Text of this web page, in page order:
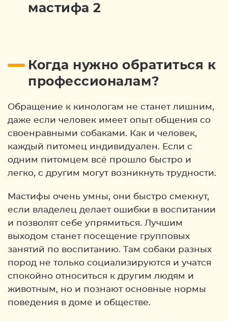
Когда нужно обратиться к
профессионалам?
Обращение к кинологам не станет лишним,
даже если человек имеет опыт общения со
своенравными собаками. Как и человек,
каждый питомец индивидуален. Если с
одним питомцем всё прошло быстро и
легко, с другим могут возникнуть трудности.
Мастифы очень умны, они быстро смекнут,
если владелец делает ошибки в воспитании
и позволят себе упрямиться. Лучшим
выходом станет посещение групповых
занятий по воспитанию. Там собаки разных
пород не только социализируются и учатся
спокойно относиться к другим людям и
животным, но и познают основные нормы
поведения в доме и обществе.